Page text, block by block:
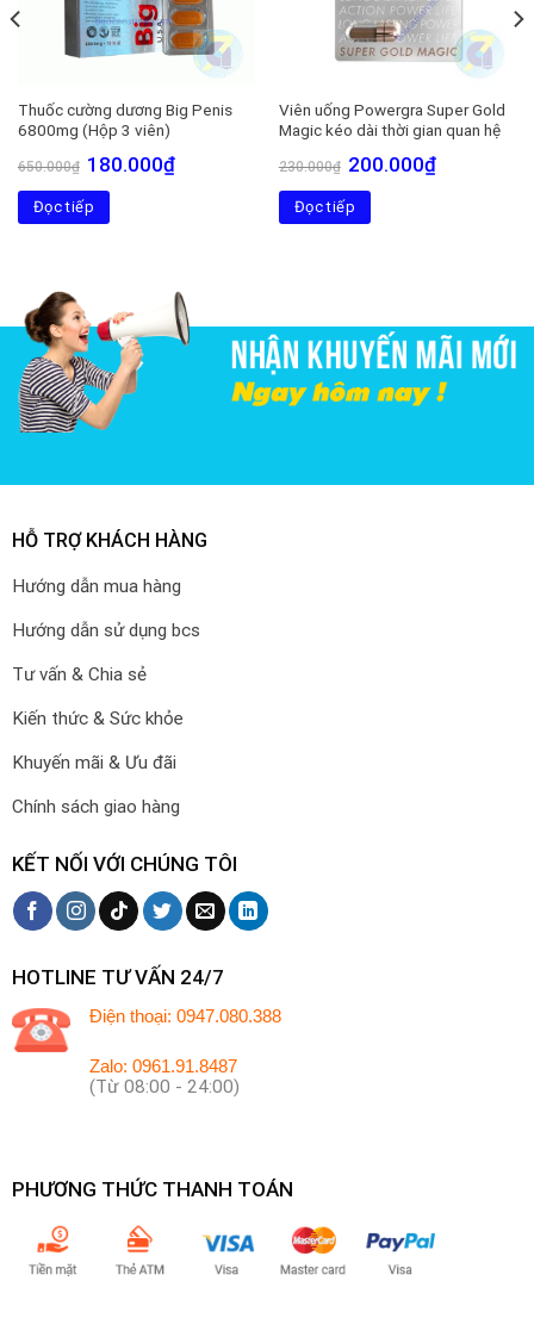
Thuốc cường dương Big Penis
6800mg (Hộp 3 viên)
650.000₫ Giá
gốc
là:
650.000₫.
180.000₫Giá
Đọc tiếp
Viên uống Powergra Super Gold
Magic kéo dài thời gian quan hệ
230.000₫ Giá
gốc
là:
230.000₫.
200.000₫Giá
Đọc tiếp
HỖ TRỢ KHÁCH HÀNG
Hướng dẫn mua hàng
Hướng dẫn sử dụng bcs
Tư vấn & Chia sẻ
Kiến thức & Sức khỏe
Khuyến mãi & Ưu đãi
Chính sách giao hàng
KẾT NỐI VỚI CHÚNG TÔI
HOTLINE TƯ VẤN 24/7
Điện thoại: 0947.080.388
Zalo: 0961.91.8487
(Từ 08:00 - 24:00)
PHƯƠNG THỨC THANH TOÁN